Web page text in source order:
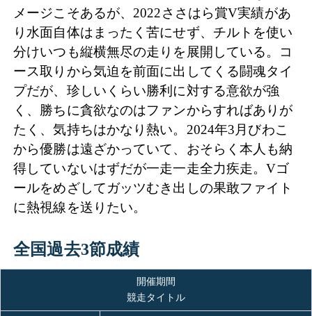
メージこそあるが、2022ささはら賞V実績があ
り水面自体はまったく苦にせず、チルトを使い
分けいつも縦横無尽の走りを展開している。コ
ース取りから気迫を前面に出してくる闘魂タイ
プだが、珍しいくらい勝利に対する意欲が強
く、勝ちに貪欲なのはファンからすればありが
たく、気持ちはかなり熱い。2024年3月びわこ
から優勝は遠ざかっていて、おそらく本人も納
得していないはずだが一走一走全力疾走。Vゴ
ールをめざしてガッツむき出しの果敢ファイト
に熱視線を送りたい。
全国過去3節成績
開催期間
競走タイトル